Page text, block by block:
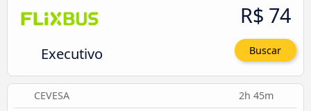
Executivo
R$ 74
Buscar
CEVESA 2h 45m